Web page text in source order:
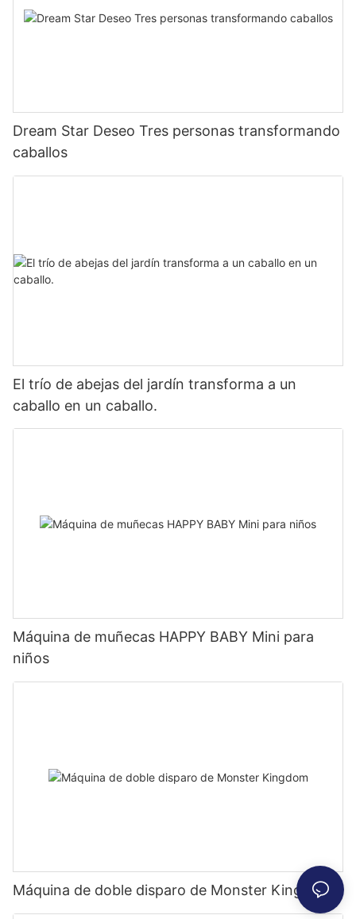
Dream Star Deseo Tres personas transformando
caballos
El trío de abejas del jardín transforma a un
caballo en un caballo.
Máquina de muñecas HAPPY BABY Mini para
niños
Máquina de doble disparo de Monster Kingdom